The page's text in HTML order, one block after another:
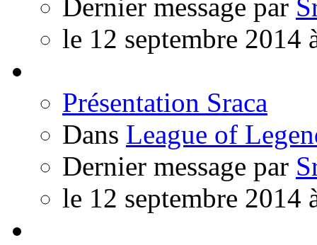
Dernier message par
le 12 septembre 2014
Présentation Sraca
Dans League of
Dernier message par
le 12 septembre 2014